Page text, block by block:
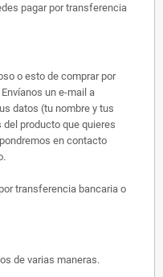
pagar por transferencia
o esto de comprar por
un e-mail a
datos (tu nombre y tus
producto que quieres
en contacto
transferencia bancaria o
de varias maneras.